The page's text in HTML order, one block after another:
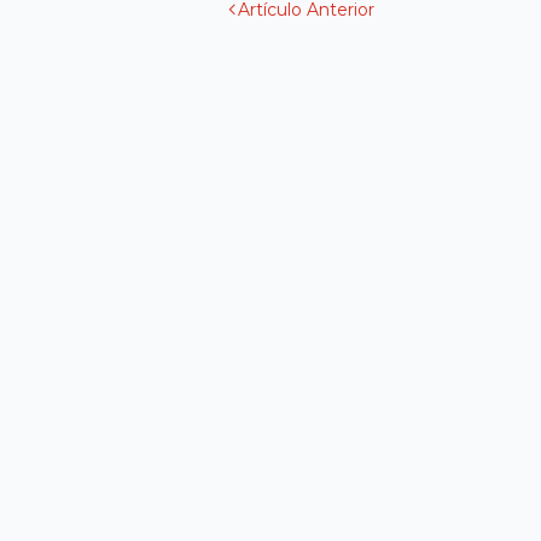
Artículo Anterior